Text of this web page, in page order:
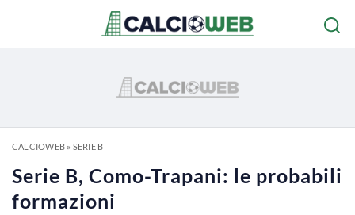
CALCIOWEB» SERIE B
Serie B, Como-Trapani: le probabili
formazioni